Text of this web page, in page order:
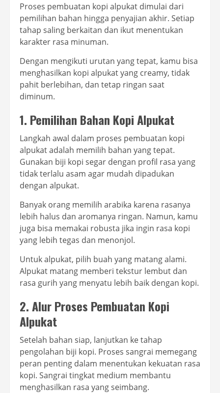
Proses pembuatan kopi alpukat dimulai dari
pemilihan bahan hingga penyajian akhir. Setiap
tahap saling berkaitan dan ikut menentukan
karakter rasa minuman.
Dengan mengikuti urutan yang tepat, kamu bisa
menghasilkan kopi alpukat yang creamy, tidak
pahit berlebihan, dan tetap ringan saat
diminum.
1. Pemilihan Bahan Kopi Alpukat
Langkah awal dalam proses pembuatan kopi
alpukat adalah memilih bahan yang tepat.
Gunakan biji kopi segar dengan profil rasa yang
tidak terlalu asam agar mudah dipadukan
dengan alpukat.
Banyak orang memilih arabika karena rasanya
lebih halus dan aromanya ringan. Namun, kamu
juga bisa memakai robusta jika ingin rasa kopi
yang lebih tegas dan menonjol.
Untuk alpukat, pilih buah yang matang alami.
Alpukat matang memberi tekstur lembut dan
rasa gurih yang menyatu lebih baik dengan kopi.
2. Alur Proses Pembuatan Kopi
Alpukat
Setelah bahan siap, lanjutkan ke tahap
pengolahan biji kopi. Proses sangrai memegang
peran penting dalam menentukan kekuatan rasa
kopi. Sangrai tingkat medium membantu
menghasilkan rasa yang seimbang.